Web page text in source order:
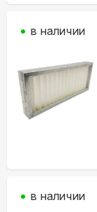
в наличии
в наличии